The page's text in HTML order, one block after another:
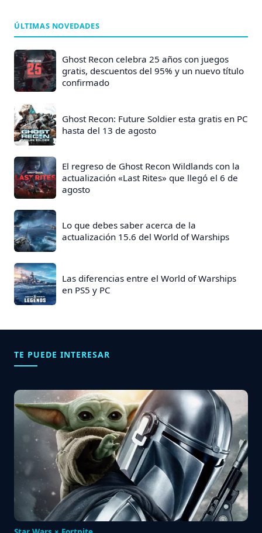
d
e
E
n
t
a
d
a
s
:
ÚLTIMAS NOVEDADES
Ghost Recon celebra 25 años con juegos
gratis, descuentos del 95% y un nuevo título
confirmado
Ghost Recon: Future Soldier esta gratis en PC
hasta del 13 de agosto
El regreso de Ghost Recon Wildlands con la
actualización «Last Rites» que llegó el 6 de
agosto
Lo que debes saber acerca de la
actualización 15.6 del World of Warships
Las diferencias entre el World of Warships
en PS5 y PC
TE PUEDE INTERESAR